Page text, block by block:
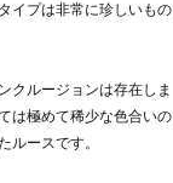
イプは非常に珍しいもの
クルージョンは存在しま
は極めて稀少な色合いの
ルースです。